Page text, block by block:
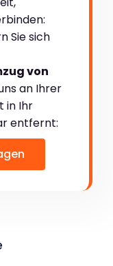
Sie sich
von
an Ihrer
in Ihr
entfernt: